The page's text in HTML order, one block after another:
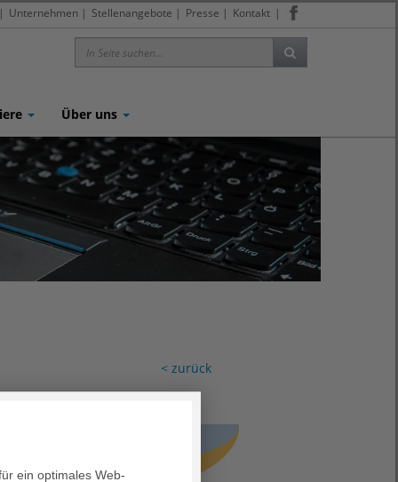
|
| Unternehmen | Stellenangebote | Presse | Kontakt
Über uns
< zurück
ein optimales Web-